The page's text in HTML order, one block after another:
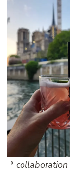
* collaboration